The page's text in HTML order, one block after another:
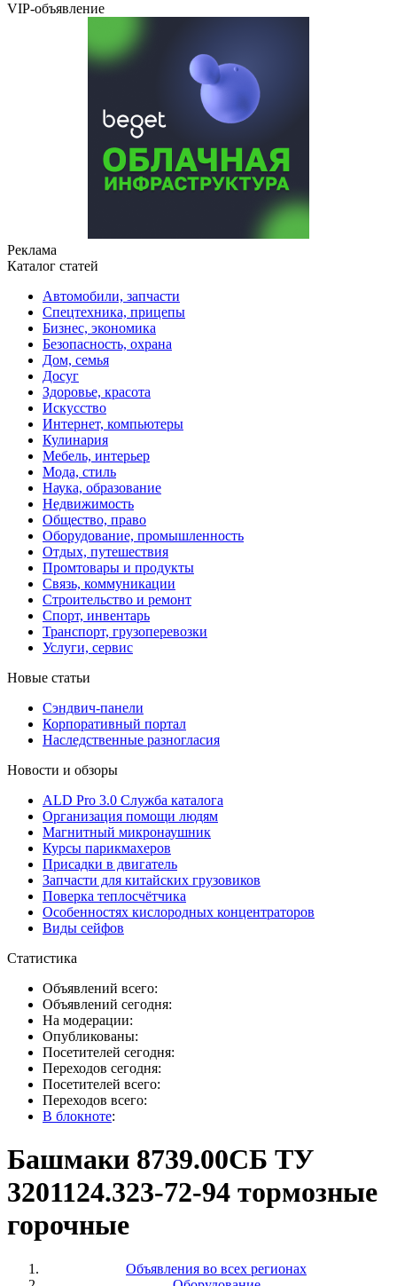
VIP-объявление
Реклама
Каталог статей
Автомобили, запчасти
Спецтехника, прицепы
Бизнес, экономика
Безопасность, охрана
Дом, семья
Досуг
Здоровье, красота
Искусство
Интернет, компьютеры
Кулинария
Мебель, интерьер
Мода, стиль
Наука, образование
Недвижимость
Общество, право
Оборудование, промышленность
Отдых, путешествия
Промтовары и продукты
Связь, коммуникации
Строительство и ремонт
Cпорт, инвентарь
Транспорт, грузоперевозки
Услуги, сервис
Новые статьи
Сэндвич-панели
Корпоративный портал
Наследственные разногласия
Новости и обзоры
ALD Pro 3.0 Служба каталога
Организация помощи людям
Магнитный микронаушник
Курсы парикмахеров
Присадки в двигатель
Запчасти для китайских грузовиков
Поверка теплосчётчика
Особенностях кислородных концентраторов
Виды сейфов
Статистика
Объявлений всего:
Объявлений сегодня:
На модерации:
Опубликованы:
Посетителей сегодня:
Переходов сегодня:
Посетителей всего:
Переходов всего:
В блокноте:
Башмаки 8739.00СБ ТУ
3201124.323-72-94 тормозные
горочные
Объявления во всех регионах